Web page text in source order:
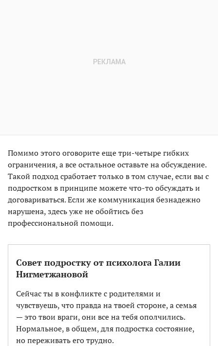
Помимо этого оговорите еще три-четыре гибких
ограничения, а все остальное оставьте на обсуждение.
Такой подход сработает только в том случае, если вы с
подростком в принципе можете что-то обсуждать и
договариваться. Если же коммуникация безнадежно
нарушена, здесь уже не обойтись без
профессиональной помощи.
Совет подростку от психолога Галии
Нигметжановой
Сейчас ты в конфликте с родителями и
чувствуешь, что правда на твоей стороне, а семья
— это твои враги, они все на тебя ополчились.
Нормальное, в общем, для подростка состояние,
но переживать его трудно.